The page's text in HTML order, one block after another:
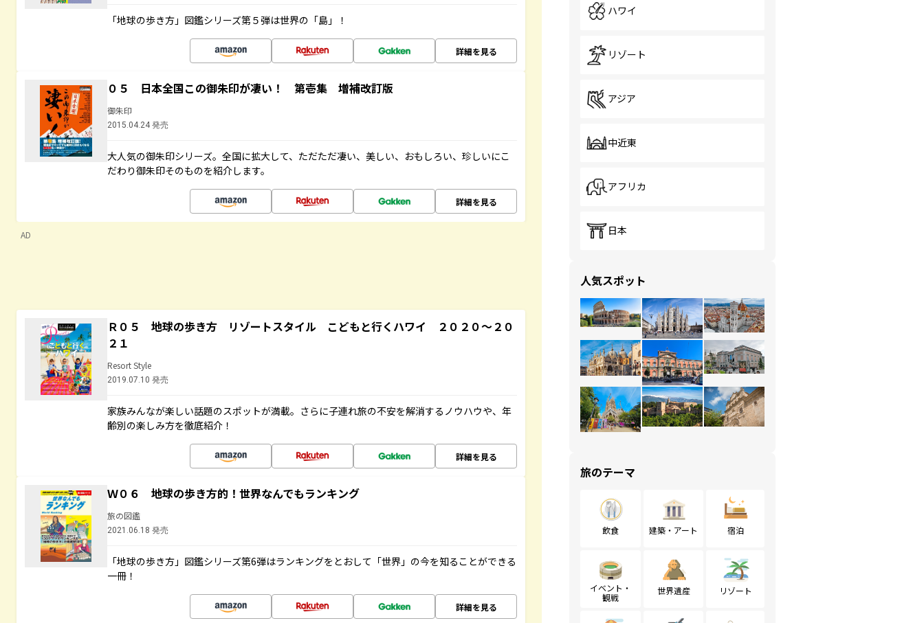
「地球の歩き方」図鑑シリーズ第５弾は世界の「島」！
詳細を見る
０５ 日本全国この御朱印が凄い！ 第壱集 増補改訂版
御朱印
2015.04.24 発売
大人気の御朱印シリーズ。全国に拡大して、ただただ凄い、美しい、おもしろい、珍しいにこ
だわり御朱印そのものを紹介します。
詳細を見る
AD
Ｒ０５ 地球の歩き方 リゾートスタイル こどもと行くハワイ ２０２０～２０
２１
Resort Style
2019.07.10 発売
家族みんなが楽しい話題のスポットが満載。さらに子連れ旅の不安を解消するノウハウや、年
齢別の楽しみ方を徹底紹介！
詳細を見る
Ｗ０６ 地球の歩き方的！世界なんでもランキング
旅の図鑑
2021.06.18 発売
「地球の歩き方」図鑑シリーズ第6弾はランキングをとおして「世界」の今を知ることができる
一冊！
詳細を見る
ハワイ
リゾート
アジア
中近東
アフリカ
日本
人気スポット
旅のテーマ
飲食 建築・アート 宿泊
イベント・
観戦
世界遺産 リゾート